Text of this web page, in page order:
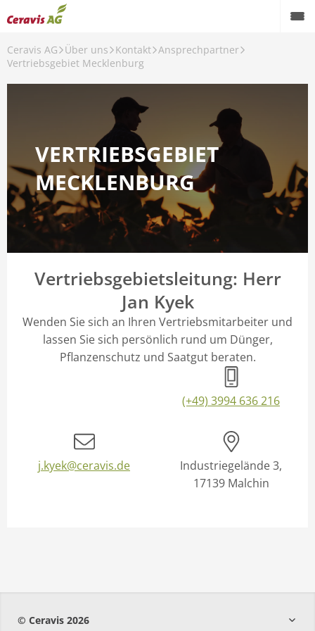
Ceravis AG Über uns Kontakt Ansprechpartner
Vertriebsgebiet Mecklenburg
VERTRIEBSGEBIET
MECKLENBURG
Vertriebsgebietsleitung: Herr
Jan Kyek
Wenden Sie sich an Ihren Vertriebsmitarbeiter und
lassen Sie sich persönlich rund um Dünger,
Pflanzenschutz und Saatgut beraten.
(+49) 3994 636 216
j.kyek@ceravis.de
Industriegelände 3,
17139 Malchin
© Ceravis 2026